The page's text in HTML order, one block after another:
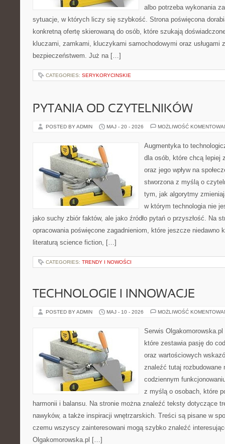
albo potrzeba wykonania
sytuacje, w których liczy się szybkość. Strona poświęcona
konkretną ofertę skierowaną do osób, które szukają
kluczami, zamkami, kluczykami samochodowymi oraz usługami
bezpieczeństwem. Już na […]
CATEGORIES: SERYKORYCINSKIE
PYTANIA OD CZYTELNIKÓW
POSTED BY ADMIN MAJ - 20 - 2026 MOŻLIWOŚĆ
Augmentyka to
dla osób, które chcą lepiej
oraz jego wpływ na
stworzona z myślą o
tym, jak algorytmy
w którym technologia nie
jako suchy zbiór faktów, ale jako źródło pytań o przyszłość. Na
opracowania poświęcone zagadnieniom, które jeszcze niedawno
literaturą science fiction, […]
CATEGORIES: TRENDY I NOWOŚCI
TECHNOLOGIE I INNOWACJE
POSTED BY ADMIN MAJ - 10 - 2026 MOŻLIWOŚĆ
Serwis
które zestawia pasję do
oraz wartościowych
znaleźć tutaj rozbudowane
codziennym
z myślą o osobach, które
harmonii i balansu. Na stronie można znaleźć teksty dotyczące
nawyków, a także inspiracji wnętrzarskich. Treści są pisane w
czemu wszyscy zainteresowani mogą szybko znaleźć
Olgakomorowska.pl […]